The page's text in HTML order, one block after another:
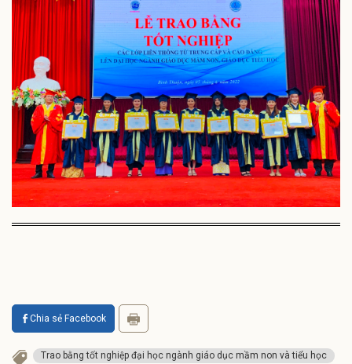
Chia sẻ Facebook
Trao bằng tốt nghiệp đại học ngành giáo dục mầm non và tiểu học